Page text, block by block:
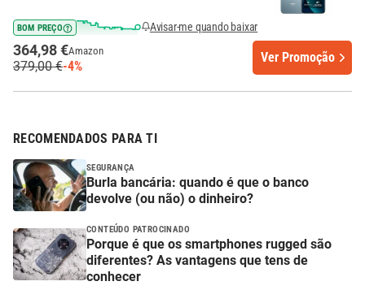
BOM PREÇO Avisar-me quando baixar
364,98 €Amazon
379,00 €-4%
Ver Promoção
RECOMENDADOS PARA TI
SEGURANÇA
Burla bancária: quando é que o banco
devolve (ou não) o dinheiro?
CONTEÚDO PATROCINADO
Porque é que os smartphones rugged são
diferentes? As vantagens que tens de
conhecer